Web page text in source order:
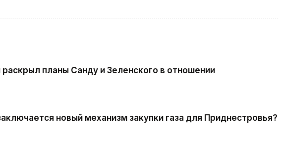
планы Санду и Зеленского в отношении
новый механизм закупки газа для Приднестровья?